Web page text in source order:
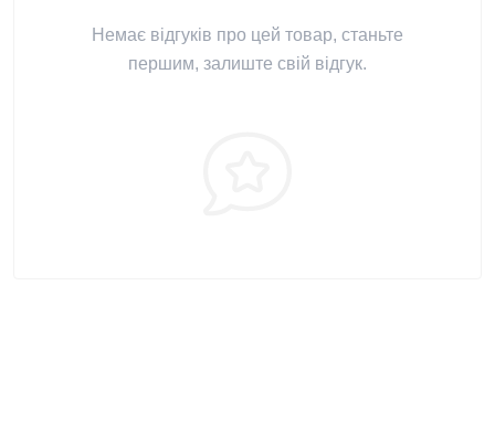
Немає відгуків про цей товар, станьте
першим, залиште свій відгук.